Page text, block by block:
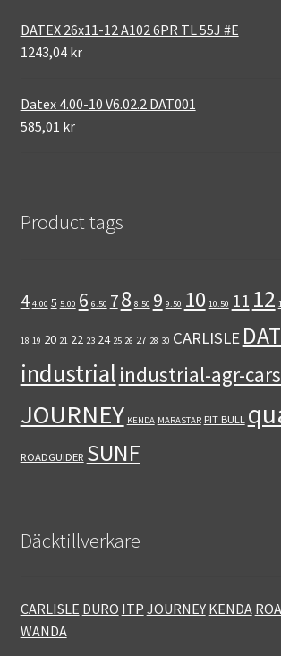
DATEX 26x11-12 A102 6PR TL 55J #E
1243,04 kr
Datex 4.00-10 V6.02.2 DAT001
585,01 kr
Product tags
4 4.00 5 5.00 6 6.50 78 8.50 9 9.50 10 10.50 11 12
18 19 20 21 22 23 24 25 26 27 28 30 CARLISLE
industrial industrial-agr-
JOURNEY KENDA MARASTAR PIT BULL
ROADGUIDER SUNF
Däcktillverkare
CARLISLE DURO ITP JOURNEY KENDA
WANDA